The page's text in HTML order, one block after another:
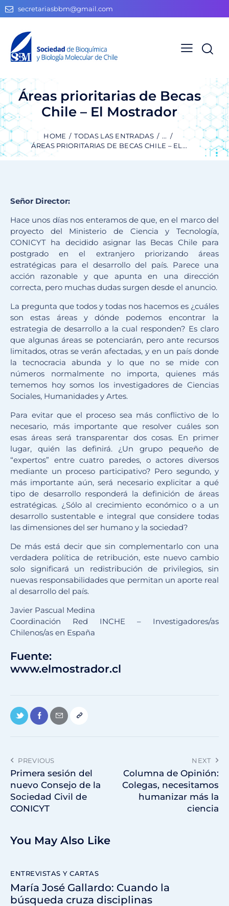
secretariasbbm@gmail.com
Áreas prioritarias de Becas
Chile – El Mostrador
HOME TODAS LAS ENTRADAS
...
ÁREAS PRIORITARIAS DE BECAS CHILE – EL...
Señor Director:
Hace unos días nos enteramos de que, en el marco del
proyecto del Ministerio de Ciencia y Tecnología,
CONICYT ha decidido asignar las Becas Chile para
postgrado en el extranjero priorizando áreas
estratégicas para el desarrollo del país. Parece una
acción razonable y que apunta en una dirección
correcta, pero muchas dudas surgen desde el anuncio.
La pregunta que todos y todas nos hacemos es ¿cuáles
son estas áreas y dónde podemos encontrar la
estrategia de desarrollo a la cual responden? Es claro
que algunas áreas se potenciarán, pero ante recursos
limitados, otras se verán afectadas, y en un país donde
la tecnocracia abunda y lo que no se mide con
números normalmente no importa, quienes más
tememos hoy somos los investigadores de Ciencias
Sociales, Humanidades y Artes.
Para evitar que el proceso sea más conflictivo de lo
necesario, más importante que resolver cuáles son
esas áreas será transparentar dos cosas. En primer
lugar, quién las definirá. ¿Un grupo pequeño de
“expertos” entre cuatro paredes, o actores diversos
mediante un proceso participativo? Pero segundo, y
más importante aún, será necesario explicitar a qué
tipo de desarrollo responderá la definición de áreas
estratégicas. ¿Sólo al crecimiento económico o a un
desarrollo sustentable e integral que considere todas
las dimensiones del ser humano y la sociedad?
De más está decir que sin complementarlo con una
verdadera política de retribución, este nuevo cambio
solo significará un redistribución de privilegios, sin
nuevas responsabilidades que permitan un aporte real
al desarrollo del país.
Javier Pascual Medina
Coordinación Red INCHE – Investigadores/as
Chilenos/as en España
Fuente:
www.elmostrador.cl
PREVIOUS
Primera sesión del
nuevo Consejo de la
Sociedad Civil de
CONICYT
NEXT
Columna de Opinión:
Colegas, necesitamos
humanizar más la
ciencia
You May Also Like
ENTREVISTAS Y CARTAS
María José Gallardo: Cuando la
búsqueda cruza disciplinas